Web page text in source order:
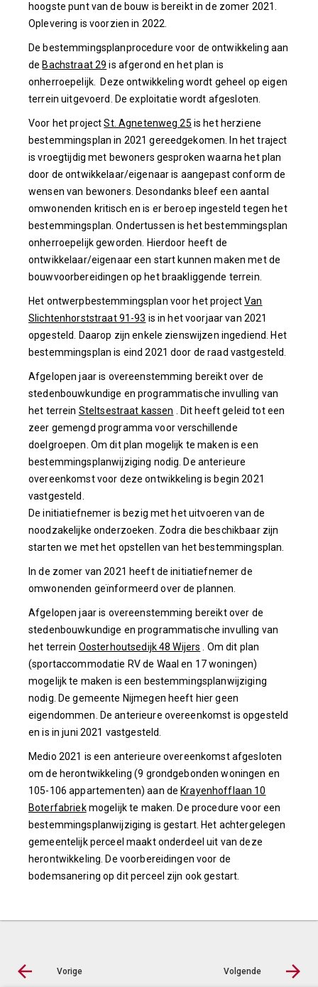
hoogste punt van de bouw is bereikt in de zomer 2021.
Oplevering is voorzien in 2022.
De bestemmingsplanprocedure voor de ontwikkeling aan
de Bachstraat 29 is afgerond en het plan is
onherroepelijk. Deze ontwikkeling wordt geheel op eigen
terrein uitgevoerd. De exploitatie wordt afgesloten.
Voor het projectSt. Agnetenweg 25 is het herziene
bestemmingsplan in 2021 gereedgekomen. In het traject
is vroegtijdig met bewoners gesproken waarna het plan
door de ontwikkelaar/eigenaar is aangepast conform de
wensen van bewoners. Desondanks bleef een aantal
omwonenden kritisch en is er beroep ingesteld tegen het
bestemmingsplan. Ondertussen is het bestemmingsplan
onherroepelijk geworden. Hierdoor heeft de
ontwikkelaar/eigenaar een start kunnen maken met de
bouwvoorbereidingen op het braakliggende terrein.
Het ontwerpbestemmingsplan voor het projectVan
Slichtenhorststraat 91-93 is in het voorjaar van 2021
opgesteld. Daarop zijn enkele zienswijzen ingediend. Het
bestemmingsplan is eind 2021 door de raad vastgesteld.
Afgelopen jaar is overeenstemming bereikt over de
stedenbouwkundige en programmatische invulling van
het terrein Steltsestraat kassen
. Dit heeft geleid tot een
zeer gemengd programma voor verschillende
doelgroepen. Om dit plan mogelijk te maken is een
bestemmingsplanwijziging nodig. De anterieure
overeenkomst voor deze ontwikkeling is begin 2021
vastgesteld.
De initiatiefnemer is bezig met het uitvoeren van de
noodzakelijke onderzoeken. Zodra die beschikbaar zijn
starten we met het opstellen van het bestemmingsplan.
In de zomer van 2021 heeft de initiatiefnemer de
omwonenden geïnformeerd over de plannen.
Afgelopen jaar is overeenstemming bereikt over de
stedenbouwkundige en programmatische invulling van
het terrein Oosterhoutsedijk 48 Wijers
. Om dit plan
(sportaccommodatie RV de Waal en 17 woningen)
mogelijk te maken is een bestemmingsplanwijziging
nodig. De gemeente Nijmegen heeft hier geen
eigendommen. De anterieure overeenkomst is opgesteld
en is in juni 2021 vastgesteld.
Medio 2021 is een anterieure overeenkomst afgesloten
om de herontwikkeling (9 grondgebonden woningen en
105-106 appartementen) aan de Krayenhofflaan 10
Boterfabriek mogelijk te maken. De procedure voor een
bestemmingsplanwijziging is gestart. Het achtergelegen
gemeentelijk perceel maakt onderdeel uit van deze
herontwikkeling. De voorbereidingen voor de
bodemsanering op dit perceel zijn ook gestart.
Vorige Volgende